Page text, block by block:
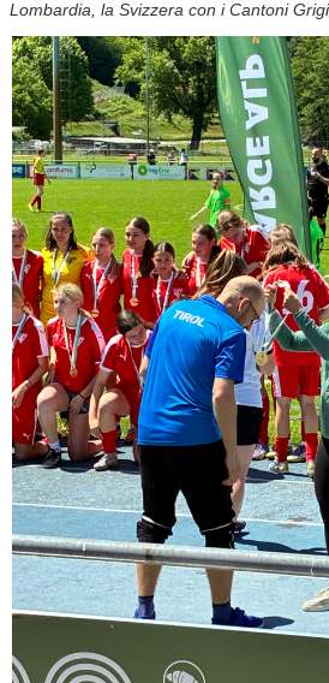
Lombardia, la Svizzera con i Cantoni